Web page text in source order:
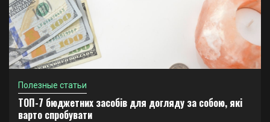
Полезные статьи
ТОП-7 бюджетних засобів для догляду за собою, які
варто спробувати